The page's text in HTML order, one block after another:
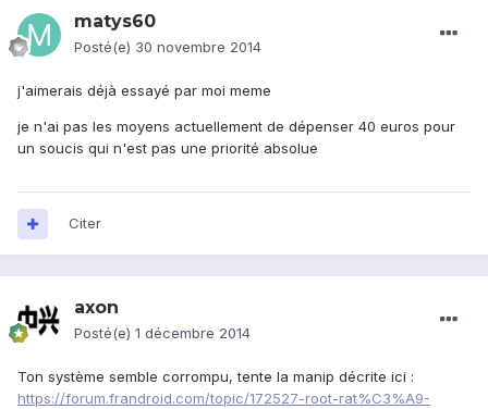
matys60
Posté(e) 30 novembre 2014
j'aimerais déjà essayé par moi meme
je n'ai pas les moyens actuellement de dépenser 40 euros pour
un soucis qui n'est pas une priorité absolue
Citer
axon
Posté(e) 1 décembre 2014
Ton système semble corrompu, tente la manip décrite ici :
https://forum.frandroid.com/topic/172527-root-rat%C3%A9-